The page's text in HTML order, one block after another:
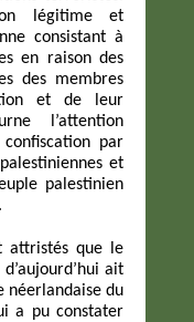
légitime et
consistant à
en raison des
des membres
et de leur
l’attention
par
et
palestinien
attristés que le
ait
néerlandaise du
a pu constater